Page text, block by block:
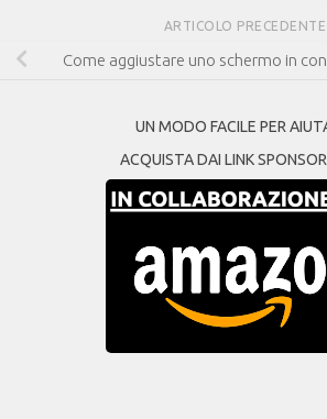
ARTICOLO PRECEDENTE
Come aggiustare uno schermo in
UN MODO FACILE PER
ACQUISTA DAI LINK